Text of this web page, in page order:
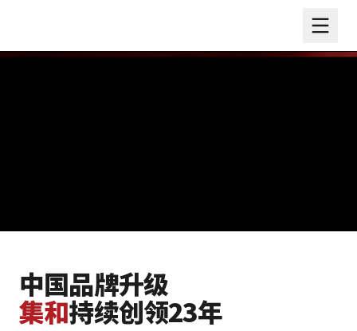
中国品牌升级
集和持续创领23年